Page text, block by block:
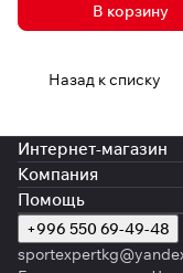
В корзину
Назад к списку
Интернет-магазин
Компания
Помощь
+996 550 69-49-48